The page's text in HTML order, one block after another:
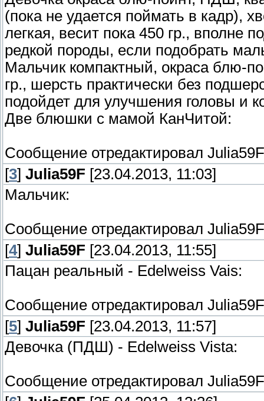
(пока не удается поймать в кадр),
легкая, весит пока 450 гр., вполне
редкой породы, если подобрать
Мальчик компактный, окраса блю-
гр., шерсть практически без
подойдет для улучшения головы и
Две блюшки с мамой КанЧитой:
Сообщение отредактировал Julia59F
[3] Julia59F [23.04.2013, 11:03]
Мальчик:
Сообщение отредактировал Julia59F
[4] Julia59F [23.04.2013, 11:55]
Пацан реальный - Edelweiss Vais:
Сообщение отредактировал Julia59F
[5] Julia59F [23.04.2013, 11:57]
Девочка (ПДШ) - Edelweiss Vista:
Сообщение отредактировал Julia59F